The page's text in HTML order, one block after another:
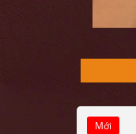
Mới